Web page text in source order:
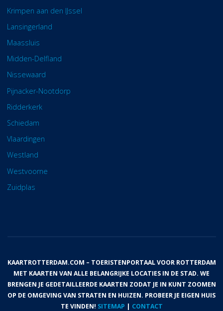
Krimpen aan den IJssel
Lansingerland
Maassluis
Midden-Delfland
Nissewaard
Pijnacker-Nootdorp
Ridderkerk
Schiedam
Vlaardingen
Westland
Westvoorne
Zuidplas
KAARTROTTERDAM.COM – TOERISTENPORTAAL VOOR ROTTERDAM
MET KAARTEN VAN ALLE BELANGRIJKE LOCATIES IN DE STAD. WE
BRENGEN JE GEDETAILLEERDE KAARTEN ZODAT JE IN KUNT ZOOMEN
OP DE OMGEVING VAN STRATEN EN HUIZEN. PROBEER JE EIGEN HUIS
TE VINDEN! SITEMAP | CONTACT